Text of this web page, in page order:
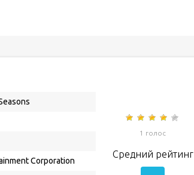
Corporation
1 голос
Средний рейтинг